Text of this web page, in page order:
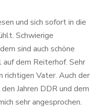
und sich sofort in die
Schwierige
sind auch schöne
dem Reiterhof. Sehr
richtigen Vater. Auch der
Jahren DDR und dem
sehr angesprochen.